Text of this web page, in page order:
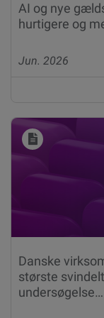
AI og nye
hurtigere og
Jun. 2026
Danske
største
undersøgelse…